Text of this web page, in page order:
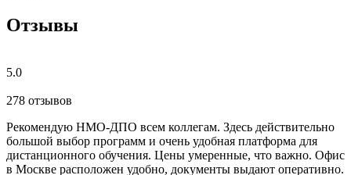
Отзывы
5.0
278 отзывов
Рекомендую НМО-ДПО всем коллегам. Здесь действительно
большой выбор программ и очень удобная платформа для
дистанционного обучения. Цены умеренные, что важно. Офис
в Москве расположен удобно, документы выдают оперативно.